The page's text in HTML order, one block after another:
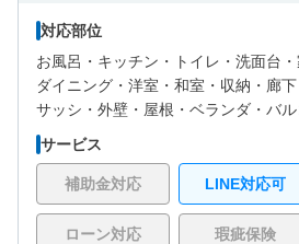
対応部位
お風呂・ キッチン・ トイレ・ 洗面台・
ダイニング・ 洋室・ 和室・ 収納・ 廊下
サッシ・ 外壁・ 屋根・ ベランダ・バ
サービス
補助金対応 LINE対応可
ローン対応 瑕疵保険